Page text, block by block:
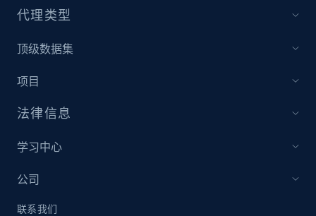
代理类型
顶级数据集
项目
法律信息
学习中心
公司
联系我们